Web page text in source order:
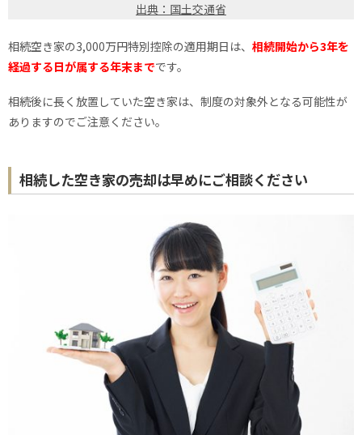
出典：国土交通省
相続空き家の3,000万円特別控除の適用期日は、 相続開始から3年を
経過する日が属する年末までです。
相続後に長く放置していた空き家は、制度の対象外となる可能性が
ありますのでご注意ください。
相続した空き家の売却は早めにご相談ください